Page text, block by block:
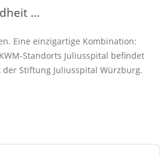
...
Eine einzigartige Kombination:
Standorts Juliusspital befindet
Stiftung Juliusspital Würzburg.